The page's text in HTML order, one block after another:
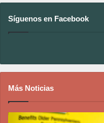
Síguenos en Facebook
Más Noticias